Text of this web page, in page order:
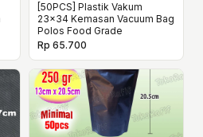
[50PCS] Plastik Vakum
23x34 Kemasan Vacuum Bag
Polos Food Grade
Rp 65.700